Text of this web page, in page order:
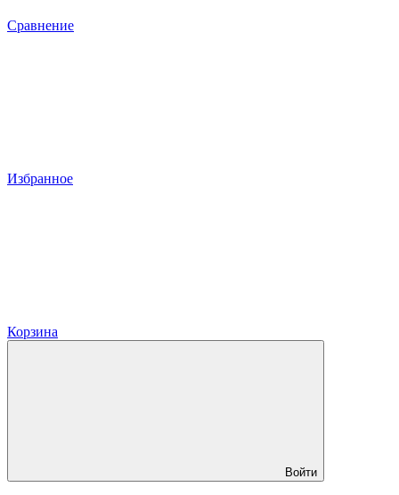
Сравнение
Избранное
Корзина
Войти